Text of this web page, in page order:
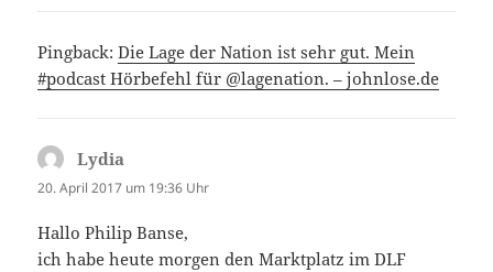
Pingback:Die Lage der Nation ist sehr gut. Mein
#podcast Hörbefehl für @lagenation. – johnlose.de
Lydia
20. April 2017 um 19:36 Uhr
Hallo Philip Banse,
ich habe heute morgen den Marktplatz im DLF